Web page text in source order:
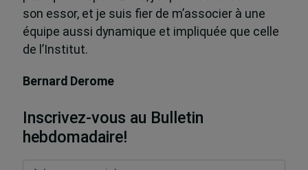
son essor, et je suis fier de m’associer à une
équipe aussi dynamique et impliquée que celle
de l’Institut.
Bernard Derome
Inscrivez-vous au Bulletin
hebdomadaire!